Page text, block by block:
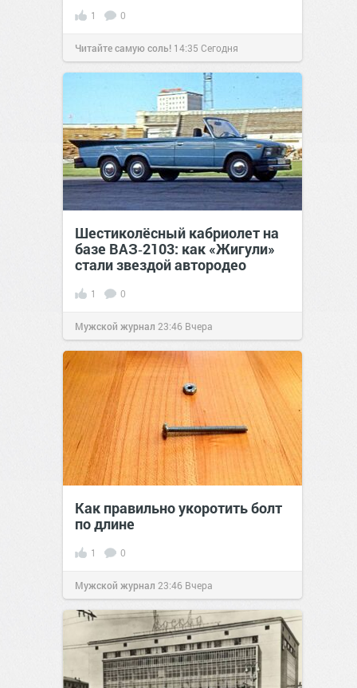
1 0
Читайте самую соль! 14:35 Сегодня
Шестиколёсный кабриолет на
базе ВАЗ‑2103: как «Жигули»
стали звездой автородео
1 0
Мужской журнал 23:46 Вчера
Как правильно укоротить болт
по длине
1 0
Мужской журнал 23:46 Вчера